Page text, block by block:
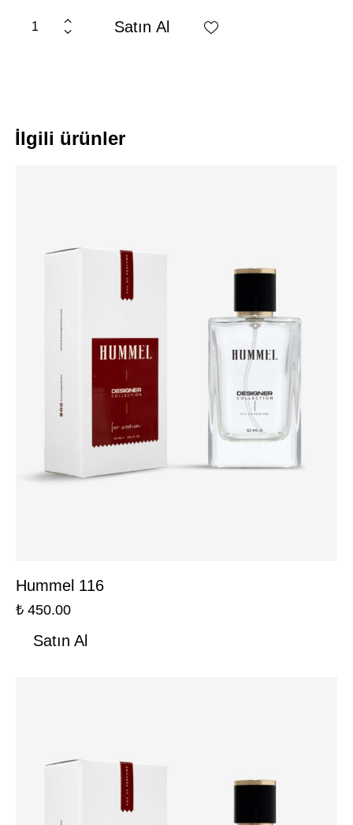
Satın Al
İlgili ürünler
Hummel 116
₺ 450.00
Satın Al